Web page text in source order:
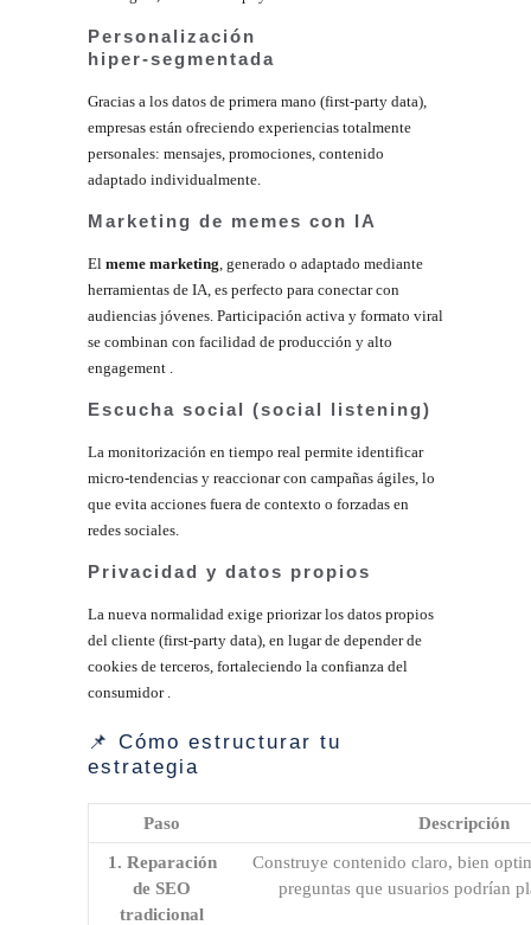
Personalización
hiper‑segmentada
Gracias a los datos de primera mano (first‑party data),
empresas están ofreciendo experiencias totalmente
personales: mensajes, promociones, contenido
adaptado individualmente.
Marketing de memes con IA
El meme marketing , generado o adaptado mediante
herramientas de IA, es perfecto para conectar con
audiencias jóvenes. Participación activa y formato viral
se combinan con facilidad de producción y alto
engagement
Escucha social (social listening)
La monitorización en tiempo real permite identificar
micro‑tendencias y reaccionar con campañas ágiles, lo
que evita acciones fuera de contexto o forzadas en
redes sociales
Privacidad y datos propios
La nueva normalidad exige priorizar los datos propios
del cliente (first‑party data), en lugar de depender de
cookies de terceros, fortaleciendo la confianza del
consumidor.
📌 Cómo estructurar tu
estrategia
Paso Descripción
1. Reparación
de SEO
tradicional
Construye contenido claro, bien
preguntas que usuarios podrían